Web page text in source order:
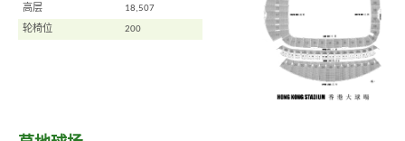
高层 18,507
轮椅位 200